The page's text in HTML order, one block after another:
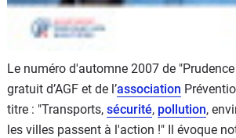
Le numéro d'automne 2007 de
gratuit d’AGF et de l’association
titre : "Transports, sécurité, pollution,
les villes passent à l'action !" Il évoque